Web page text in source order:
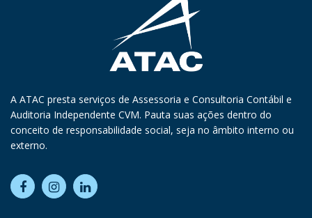
A ATAC presta serviços de Assessoria e Consultoria Contábil e
Auditoria Independente CVM. Pauta suas ações dentro do
conceito de responsabilidade social, seja no âmbito interno ou
externo.